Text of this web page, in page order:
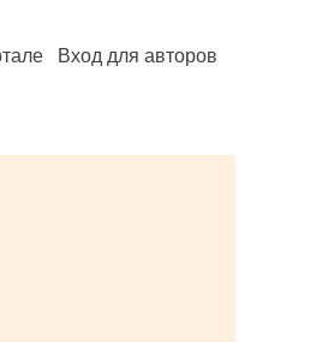
Вход для авторов